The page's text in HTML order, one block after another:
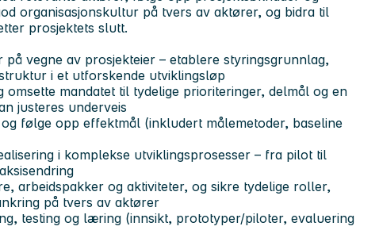
organisasjonskultur på tvers av aktører, og bidra til
prosjektets slutt.
vegne av prosjekteier – etablere styringsgrunnlag,
i et utforskende utviklingsløp
omsette mandatet til tydelige prioriteringer, delmål og en
justeres underveis
følge opp effektmål (inkludert målemetoder, baseline
i komplekse utviklingsprosesser – fra pilot til
arbeidspakker og aktiviteter, og sikre tydelige roller,
på tvers av aktører
testing og læring (innsikt, prototyper/piloter, evaluering